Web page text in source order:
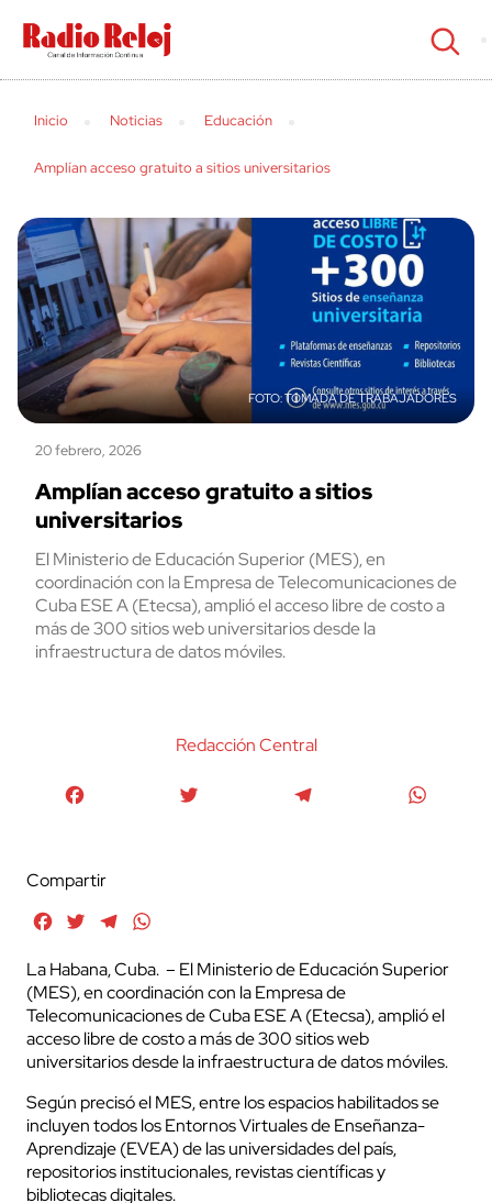
cerrar
Inicio Noticias Educación
Amplían acceso gratuito a sitios universitarios
TOMADA DE TRABAJADORES
20 febrero, 2026
Amplían acceso gratuito a sitios
universitarios
El Ministerio de Educación Superior (MES), en
coordinación con la Empresa de Telecomunicaciones de
Cuba ESE A (Etecsa), amplió el acceso libre de costo a
más de 300 sitios web universitarios desde la
infraestructura de datos móviles.
Redacción Central
Compartir
FacebookTwitterTelegram
La Habana, Cuba. – El Ministerio de Educación Superior
(MES), en coordinación con la Empresa de
Telecomunicaciones de Cuba ESE A (Etecsa), amplió el
acceso libre de costo a más de 300 sitios web
universitarios desde la infraestructura de datos móviles.
Según precisó el MES, entre los espacios habilitados se
incluyen todos los Entornos Virtuales de Enseñanza-
Aprendizaje (EVEA) de las universidades del país,
repositorios institucionales, revistas científicas y
bibliotecas digitales.